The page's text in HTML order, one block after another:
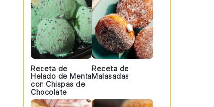
Receta de
Helado de Menta
con Chispas de
Chocolate
Receta de
Malasadas